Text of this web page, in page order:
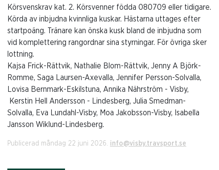
Körsvenskrav kat. 2. Körsvenner födda 080709 eller tidigare.
Körda av inbjudna kvinnliga kuskar. Hästarna uttages efter
startpoäng. Tränare kan önska kusk bland de inbjudna som
vid komplettering rangordnar sina styrningar. För övriga sker
lottning.
Kajsa Frick-Rättvik, Nathalie Blom-Rättvik, Jenny A Björk-
Romme, Saga Laursen-Axevalla, Jennifer Persson-Solvalla,
Lovisa Bernmark-Eskilstuna, Annika Nährström - Visby,
Kerstin Hell Andersson - Lindesberg, Julia Smedman-
Solvalla, Eva Lundahl-Visby, Moa Jakobsson-Visby, Isabella
Jansson Wiklund-Lindesberg.
Publicerad måndag 22 juni 2026. info@visby.travsport.se